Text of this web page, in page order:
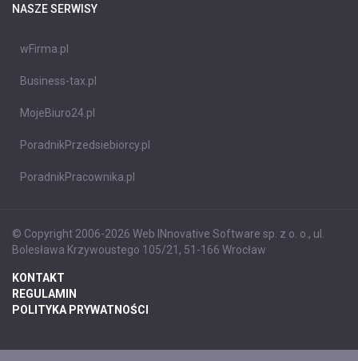
NASZE SERWISY
wFirma.pl
Business-tax.pl
MojeBiuro24.pl
PoradnikPrzedsiebiorcy.pl
PoradnikPracownika.pl
© Copyright 2006-2026 Web INnovative Software sp. z o. o., ul.
Bolesława Krzywoustego 105/21, 51-166 Wrocław
KONTAKT
REGULAMIN
POLITYKA PRYWATNOŚCI